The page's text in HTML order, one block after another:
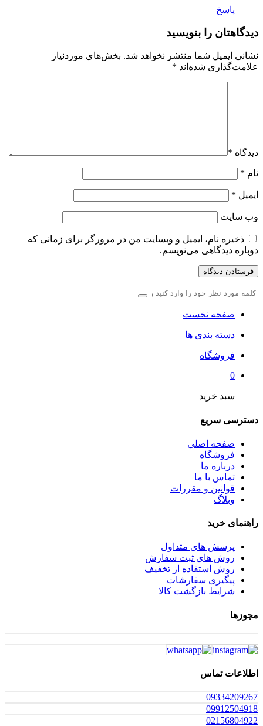
پاسخ
دیدگاهتان را بنویسید
نشانی ایمیل شما منتشر نخواهد شد. بخش‌های موردنیاز
علامت‌گذاری شده‌اند *
دیدگاه *
نام *
ایمیل *
وب‌ سایت
ذخیره نام، ایمیل و وبسایت من در مرورگر برای زمانی که
دوباره دیدگاهی می‌نویسم.
صفحه نخست
دسته بندی ها
فروشگاه
0
سبد خرید
دسترسی سریع
صفحه اصلی
فروشگاه
درباره ما
تماس با ما
قوانین و مقررات
وبلاگ
راهنمای خرید
پرسش های متداول
روش های ثبت سفارش
روش استفاده از تخفیف
پیگیری سفارشات
شرایط بازگشت کالا
مجوزها
اطلاعات تماس
09334209267
09912504918
02156804922